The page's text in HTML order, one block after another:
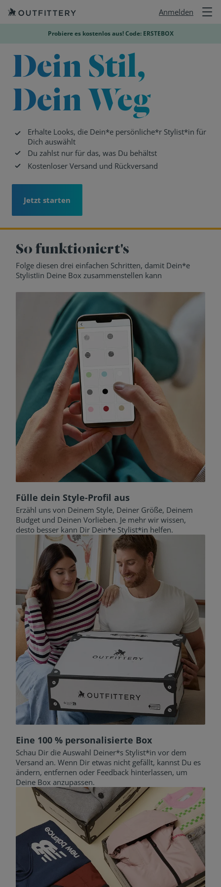
Anmelden 
Probiere es kostenlos aus! Code: ERSTEBOX
Dein Stil,
Dein Weg

Erhalte Looks, die Dein*e persönliche*r Stylist*in für
Dich auswählt
 Du zahlst nur für das, was Du behältst
 Kostenloser Versand und Rückversand
Jetzt starten
So funktioniert's
Folge diesen drei einfachen Schritten, damit Dein*e
StylistIin Deine Box zusammenstellen kann
Fülle dein Style-Profil aus
Erzähl uns von Deinem Style, Deiner Größe, Deinem
Budget und Deinen Vorlieben. Je mehr wir wissen,
desto besser kann Dir Dein*e Stylist*in helfen.
Eine 100 % personalisierte Box
Schau Dir die Auswahl Deiner*s Stylist*in vor dem
Versand an. Wenn Dir etwas nicht gefällt, kannst Du es
ändern, entfernen oder Feedback hinterlassen, um
Deine Box anzupassen.